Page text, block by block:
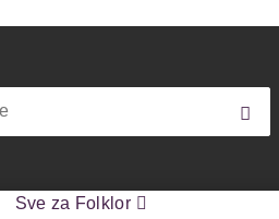
Sve za Folklor